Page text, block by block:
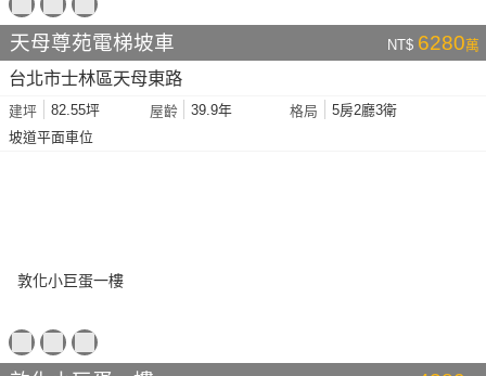
天母尊苑電梯坡車 NT$ 6280萬
台北市士林區天母東路
建坪 82.55坪 屋齡 39.9年 格局
5房2廳3衛
坡道平面車位